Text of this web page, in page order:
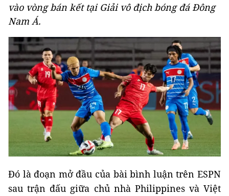
vào vòng bán kết tại Giải vô địch bóng đá Đông
Nam Á.
Đó là đoạn mở đầu của bài bình luận trên ESPN
sau trận đấu giữa chủ nhà Philippines và Việt